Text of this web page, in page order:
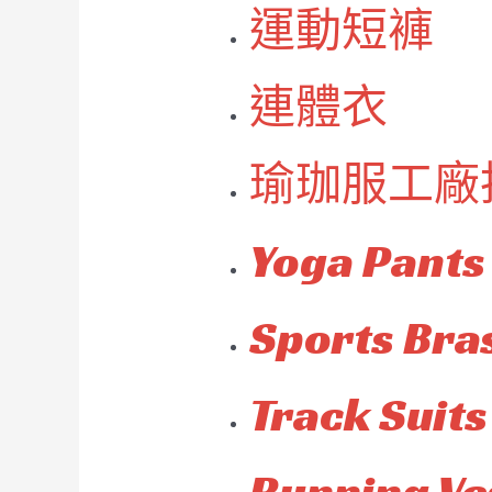
運動短褲
連體衣
瑜珈服工
Yoga Pants
Sports
Track Suits